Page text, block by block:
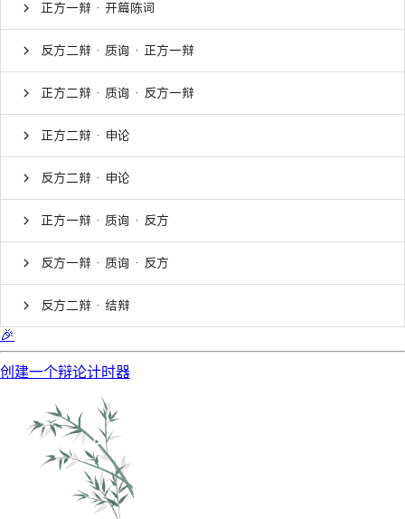
正方一辩 · 开篇陈词
反方二辩 · 质询 · 正方一辩
正方二辩 · 质询 · 反方一辩
正方二辩 · 申论
反方二辩 · 申论
正方一辩 · 质询 · 反方
反方一辩 · 质询 · 反方
反方二辩 · 结辩
🎉
创建一个辩论计时器